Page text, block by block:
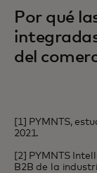
Por qué
del
[1] PYMNTS,
2021.
[2] PYMNTS
B2B de la